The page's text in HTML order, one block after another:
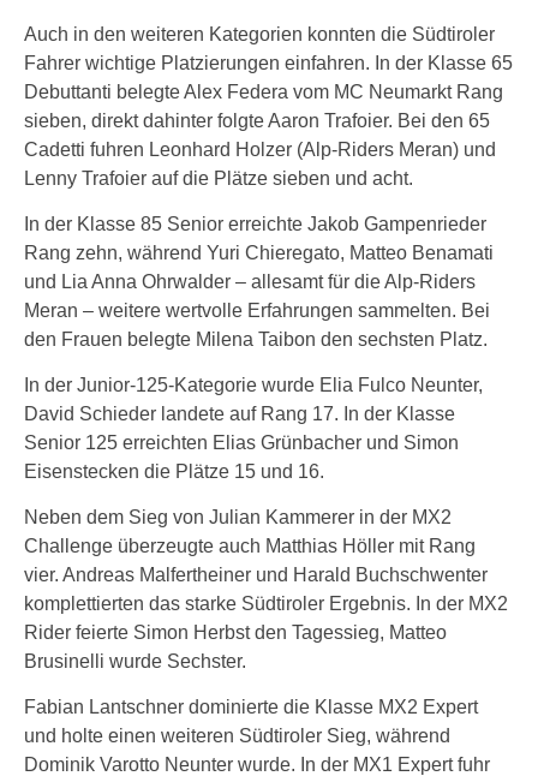
Auch in den weiteren Kategorien konnten die Südtiroler
Fahrer wichtige Platzierungen einfahren. In der Klasse 65
Debuttanti belegte Alex Federa vom MC Neumarkt Rang
sieben, direkt dahinter folgte Aaron Trafoier. Bei den 65
Cadetti fuhren Leonhard Holzer (Alp-Riders Meran) und
Lenny Trafoier auf die Plätze sieben und acht.
In der Klasse 85 Senior erreichte Jakob Gampenrieder
Rang zehn, während Yuri Chieregato, Matteo Benamati
und Lia Anna Ohrwalder – allesamt für die Alp-Riders
Meran – weitere wertvolle Erfahrungen sammelten. Bei
den Frauen belegte Milena Taibon den sechsten Platz.
In der Junior-125-Kategorie wurde Elia Fulco Neunter,
David Schieder landete auf Rang 17. In der Klasse
Senior 125 erreichten Elias Grünbacher und Simon
Eisenstecken die Plätze 15 und 16.
Neben dem Sieg von Julian Kammerer in der MX2
Challenge überzeugte auch Matthias Höller mit Rang
vier. Andreas Malfertheiner und Harald Buchschwenter
komplettierten das starke Südtiroler Ergebnis. In der MX2
Rider feierte Simon Herbst den Tagessieg, Matteo
Brusinelli wurde Sechster.
Fabian Lantschner dominierte die Klasse MX2 Expert
und holte einen weiteren Südtiroler Sieg, während
Dominik Varotto Neunter wurde. In der MX1 Expert fuhr